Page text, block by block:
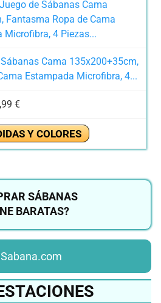
Cama 135x200+35cm,
Estampada Microfibra, 4...
€
Y COLORES
SÁBANAS
BARATAS?